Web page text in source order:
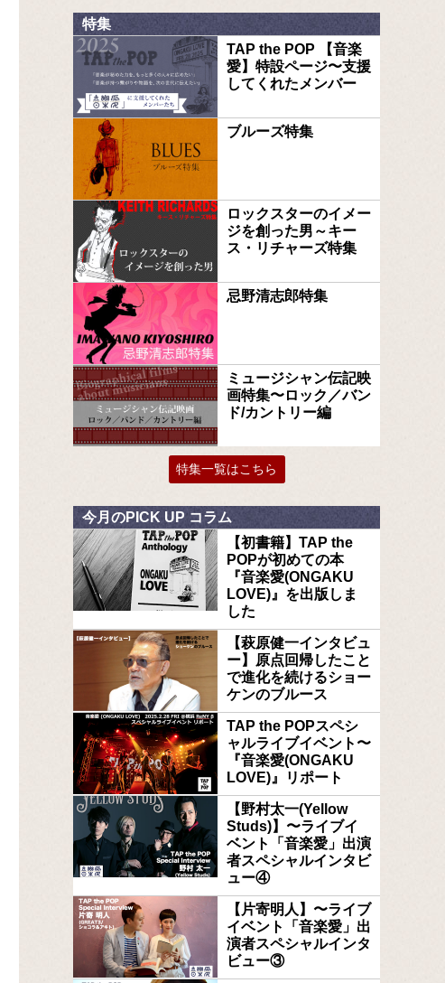
特集
TAP the POP 【音楽
愛】特設ページ〜支援
してくれたメンバー
ブルーズ特集
ロックスターのイメー
ジを創った男～キー
ス・リチャーズ特集
忌野清志郎特集
ミュージシャン伝記映
画特集〜ロック／バン
ド/カントリー編
特集一覧はこちら
今月のPICK UP コラム
【初書籍】TAP the
POPが初めての本
『音楽愛(ONGAKU
LOVE)』を出版しま
した
【萩原健一インタビュ
ー】原点回帰したこと
で進化を続けるショー
ケンのブルース
TAP the POPスペシ
ャルライブイベント〜
『音楽愛(ONGAKU
LOVE)』リポート
【野村太一(Yellow
Studs)】〜ライブイ
ベント「音楽愛」出演
者スペシャルインタビ
ュー④
【片寄明人】〜ライブ
イベント「音楽愛」出
演者スペシャルインタ
ビュー③